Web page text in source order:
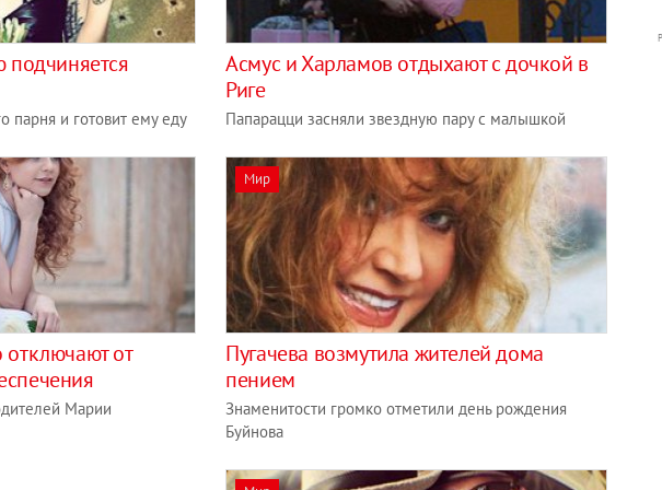
подчиняется
парня и готовит ему еду
Асмус и Харламов отдыхают с дочкой в
Риге
Папарацци засняли звездную пару с малышкой
отключают от
Марии
Мир
Пугачева возмутила жителей дома
пением
Знаменитости громко отметили день рождения
Буйнова